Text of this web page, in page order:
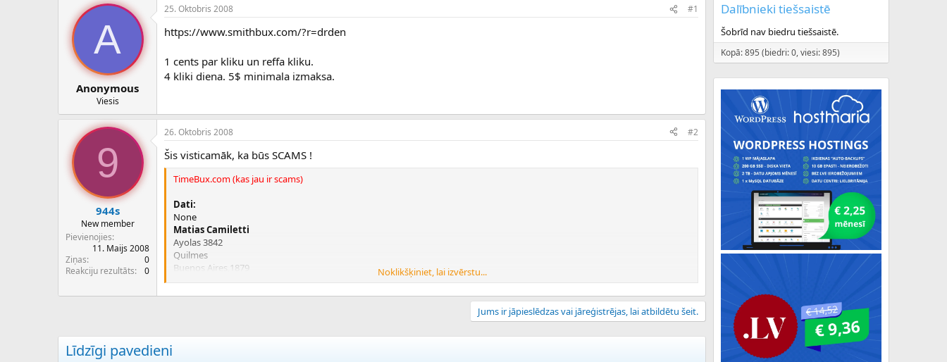
e
d
e
c
ē
u
m
a
d
u
A
Anonymous
Viesis
25. Oktobris 2008 #1
https://www.smithbux.com/?r=drden
1 cents par kliku un reffa kliku.
4 kliki diena. 5$ minimala izmaksa.
9
944s
New member
Pievienojies
11. Maijs 2008
Ziņas
0
Reakciju rezultāts
0
26. Oktobris 2008 #2
Šis visticamāk, ka būs SCAMS !
TimeBux.com (kas jau ir scams)
Dati:
None
Matias Camiletti
Ayolas 3842
Quilmes
Buenos Aires,1879
AR
Tel. +54.42006172
Noklikšķiniet, lai izvērstu...
Jums ir jāpieslēdzas vai jāreģistrējas, lai atbildētu šeit.
Līdzīgi pavedieni
Dalībnieki tiešsaistē
Šobrīd nav biedru tiešsaistē.
Kopā: 895 (biedri: 0, viesi: 895)